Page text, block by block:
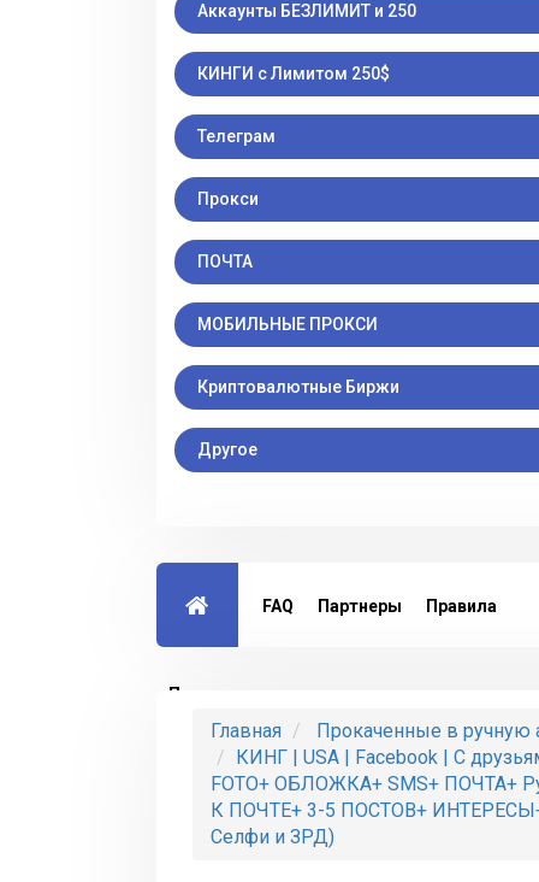
Аккаунты БЕЗЛИМИТ и 250
КИНГИ с Лимитом 250$
Телеграм
Прокси
ПОЧТА
МОБИЛЬНЫЕ ПРОКСИ
Криптовалютные Биржи
Другое
FAQ Партнеры Правила
Партнерская программа
Главная
Прокаченные в ручную
КИНГ | USA | Facebook | С
FOTO+ ОБЛОЖКА+ SMS+ ПОЧТА+
К ПОЧТЕ+ 3-5 ПОСТОВ+
Селфи и ЗРД)